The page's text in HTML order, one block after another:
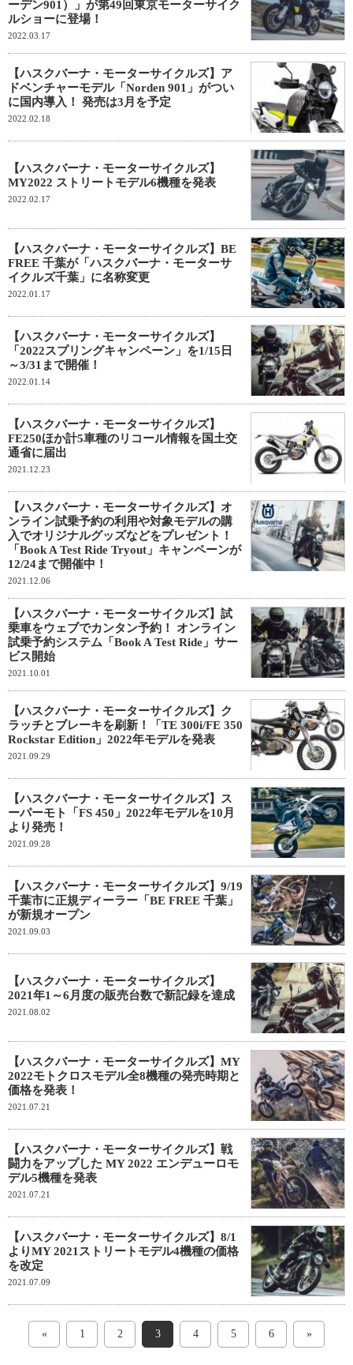
ーデン901）」が第49回東京モーターサイク
ルショーに登場！
2022.03.17
【ハスクバーナ・モーターサイクルズ】ア
ドベンチャーモデル「Norden 901」がつい
に国内導入！ 発売は3月を予定
2022.02.18
【ハスクバーナ・モーターサイクルズ】
MY2022 ストリートモデル6機種を発表
2022.02.17
【ハスクバーナ・モーターサイクルズ】BE
FREE 千葉が「ハスクバーナ・モーターサ
イクルズ千葉」に名称変更
2022.01.17
【ハスクバーナ・モーターサイクルズ】
「2022スプリングキャンペーン」を1/15日
～3/31まで開催！
2022.01.14
【ハスクバーナ・モーターサイクルズ】
FE250ほか計5車種のリコール情報を国土交
通省に届出
2021.12.23
【ハスクバーナ・モーターサイクルズ】オ
ンライン試乗予約の利用や対象モデルの購
入でオリジナルグッズなどをプレゼント！
「Book A Test Ride Tryout」キャンペーンが
12/24まで開催中！
2021.12.06
【ハスクバーナ・モーターサイクルズ】試
乗車をウェブでカンタン予約！ オンライン
試乗予約システム「Book A Test Ride」サー
ビス開始
2021.10.01
【ハスクバーナ・モーターサイクルズ】ク
ラッチとブレーキを刷新！「TE 300i/FE 350
Rockstar Edition」2022年モデルを発表
2021.09.29
【ハスクバーナ・モーターサイクルズ】ス
ーパーモト「FS 450」2022年モデルを10月
より発売！
2021.09.28
【ハスクバーナ・モーターサイクルズ】9/19
千葉市に正規ディーラー「BE FREE 千葉」
が新規オープン
2021.09.03
【ハスクバーナ・モーターサイクルズ】
2021年1～6月度の販売台数で新記録を達成
2021.08.02
【ハスクバーナ・モーターサイクルズ】MY
2022モトクロスモデル全8機種の発売時期と
価格を発表！
2021.07.21
【ハスクバーナ・モーターサイクルズ】戦
闘力をアップした MY 2022 エンデューロモ
デル5機種を発表
2021.07.21
【ハスクバーナ・モーターサイクルズ】8/1
よりMY 2021ストリートモデル4機種の価格
を改定
2021.07.09
« 1 2 3 4 5 6 »